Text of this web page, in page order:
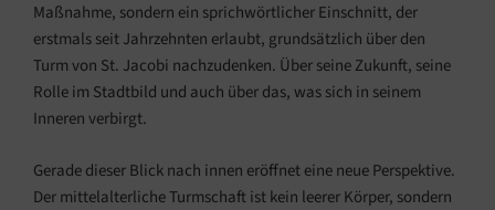
Maßnahme, sondern ein sprichwörtlicher Einschnitt, der
erstmals seit Jahrzehnten erlaubt, grundsätzlich über den
Turm von St. Jacobi nachzudenken. Über seine Zukunft, seine
Rolle im Stadtbild und auch über das, was sich in seinem
Inneren verbirgt.
Gerade dieser Blick nach innen eröffnet eine neue Perspektive.
Der mittelalterliche Turmschaft ist kein leerer Körper, sondern